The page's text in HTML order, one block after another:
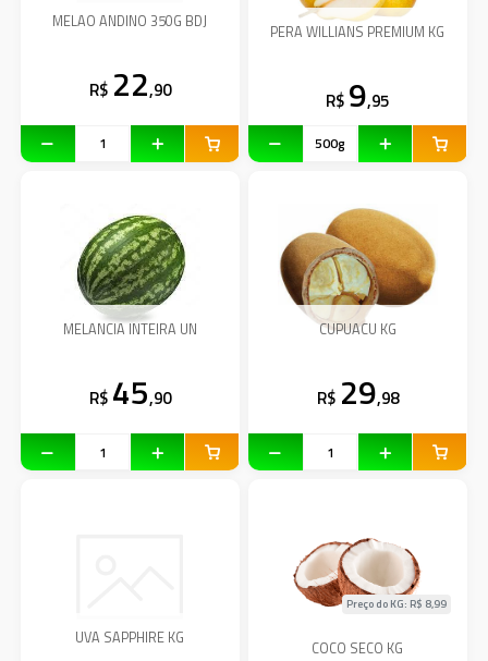
MELAO ANDINO 350G BDJ
R$ 22,90
PERA WILLIANS PREMIUM KG
R$ 9,95
MELANCIA INTEIRA UN
R$ 45,90
CUPUACU KG
R$ 29,98
UVA SAPPHIRE KG
COCO SECO KG
Preço do KG: R$ 8,99